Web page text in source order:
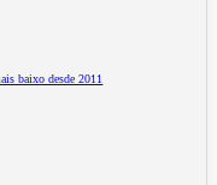
baixo desde 2011